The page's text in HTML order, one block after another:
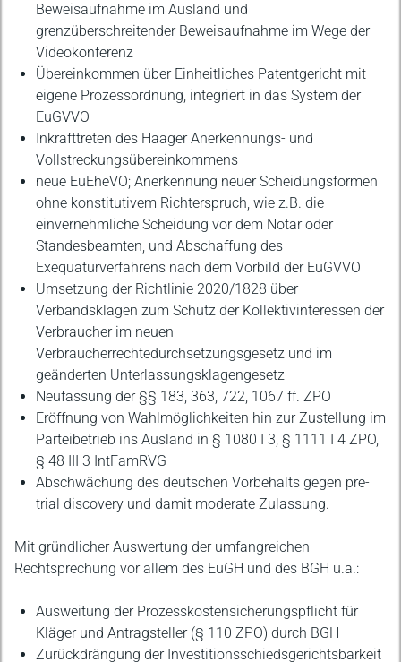
Beweisaufnahme im Ausland und
grenzüberschreitender Beweisaufnahme im Wege der
Videokonferenz
Übereinkommen über Einheitliches Patentgericht mit
eigene Prozessordnung, integriert in das System der
EuGVVO
Inkrafttreten des Haager Anerkennungs- und
Vollstreckungsübereinkommens
neue EuEheVO; Anerkennung neuer Scheidungsformen
ohne konstitutivem Richterspruch, wie z.B. die
einvernehmliche Scheidung vor dem Notar oder
Standesbeamten, und Abschaffung des
Exequaturverfahrens nach dem Vorbild der EuGVVO
Umsetzung der Richtlinie 2020/1828 über
Verbandsklagen zum Schutz der Kollektivinteressen der
Verbraucher im neuen
Verbraucherrechtedurchsetzungsgesetz und im
geänderten Unterlassungsklagengesetz
Neufassung der §§ 183, 363, 722, 1067 ff. ZPO
Eröffnung von Wahlmöglichkeiten hin zur Zustellung im
Parteibetrieb ins Ausland in § 1080 I 3, § 1111 I 4 ZPO,
§ 48 III 3 IntFamRVG
Abschwächung des deutschen Vorbehalts gegen pre-
trial discovery und damit moderate Zulassung.
Mit gründlicher Auswertung der umfangreichen
Rechtsprechung vor allem des EuGH und des BGH u.a.:
Ausweitung der Prozesskostensicherungspflicht für
Kläger und Antragsteller (§ 110 ZPO) durch BGH
Zurückdrängung der Investitionsschiedsgerichtsbarkeit